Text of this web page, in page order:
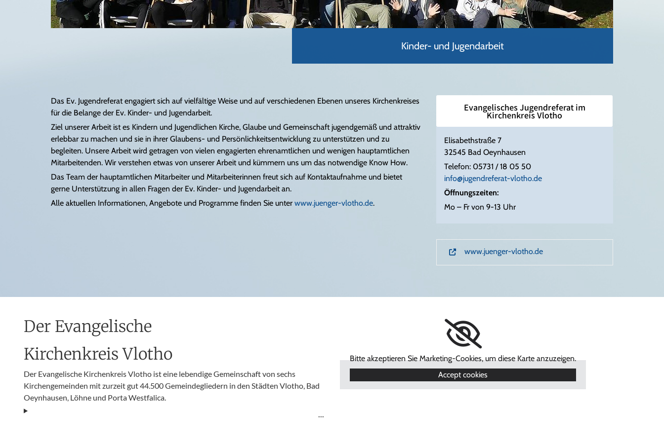
Partnerschaft
Kinder- und Jugendarbeit
Das Ev. Jugendreferat engagiert sich auf vielfältige Weise und auf verschiedenen Ebenen unseres Kirchenkreises
für die Belange der Ev. Kinder- und Jugendarbeit.
Ziel unserer Arbeit ist es Kindern und Jugendlichen Kirche, Glaube und Gemeinschaft jugendgemäß und attraktiv
erlebbar zu machen und sie in ihrer Glaubens- und Persönlichkeitsentwicklung zu unterstützen und zu
begleiten. Unsere Arbeit wird getragen von vielen engagierten ehrenamtlichen und wenigen hauptamtlichen
Mitarbeitenden. Wir verstehen etwas von unserer Arbeit und kümmern uns um das notwendige Know How.
Das Team der hauptamtlichen Mitarbeiter und Mitarbeiterinnen freut sich auf Kontaktaufnahme und bietet
gerne Unterstützung in allen Fragen der Ev. Kinder- und Jugendarbeit an.
Alle aktuellen Informationen, Angebote und Programme finden Sie unter www.juenger-vlotho.de.
Evangelisches Jugendreferat im
Kirchenkreis Vlotho
Elisabethstraße 7
32545 Bad Oeynhausen
Telefon: 05731 / 18 05 50
info@jugendreferat-vlotho.de
Öffnungszeiten:
Mo – Fr von 9-13 Uhr
www.juenger-vlotho.de
Der Evangelische
Kirchenkreis Vlotho
Der Evangelische Kirchenkreis Vlotho ist eine lebendige Gemeinschaft von sechs
Kirchengemeinden mit zurzeit gut 44.500 Gemeindegliedern in den Städten Vlotho, Bad
Oeynhausen, Löhne und Porta Westfalica.
Bitte akzeptieren Sie Marketing-Cookies, um diese Karte anzuzeigen.
Accept cookies